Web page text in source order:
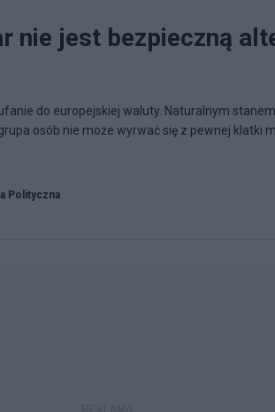
nie jest bezpieczną
do europejskiej waluty. Naturalnym
osób nie może wyrwać się z pewnej klatki
Polityczna